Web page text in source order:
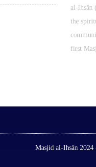
al-Ihsān (
the
first
Masjid al-Ihsān 2024